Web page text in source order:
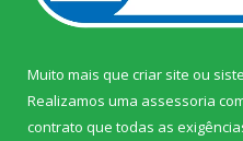
Muito mais que criar site ou
Realizamos uma assessoria
contrato que todas as